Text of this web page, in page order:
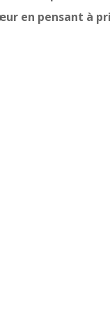
en pensant à